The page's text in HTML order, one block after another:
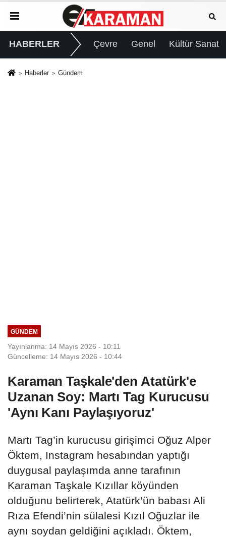
HABERLER Çevre Genel Kültür Sanat
Haberler Gündem
GÜNDEM
Yayınlanma: 14 Mayıs 2026 - 10:11
Güncelleme: 14 Mayıs 2026 - 10:44
Karaman Taşkale'den Atatürk'e
Uzanan Soy: Martı Tag Kurucusu
'Aynı Kanı Paylaşıyoruz'
Martı Tag’in kurucusu girişimci Oğuz Alper
Öktem, Instagram hesabından yaptığı
duygusal paylaşımda anne tarafının
Karaman Taşkale Kızıllar köyünden
olduğunu belirterek, Atatürk’ün babası Ali
Rıza Efendi’nin sülalesi Kızıl Oğuzlar ile
aynı soydan geldiğini açıkladı. Öktem,